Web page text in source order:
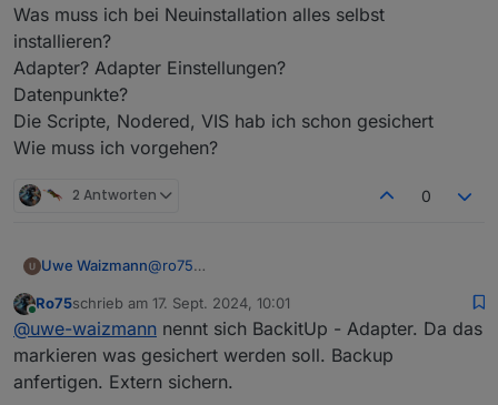
Was muss ich bei Neuinstallation alles selbst
installieren?
Adapter? Adapter Einstellungen?
Datenpunkte?
Die Scripte, Nodered, VIS hab ich schon gesichert
Wie muss ich vorgehen?
2 Antworten 0
Uwe Waizmann@ro75
Hab grad mal nach einer Anleitung Backup und
Restore gesucht, finde aber nichts hier im
Forum.
Gibt es so etwas?
Was genau wird bei einem Backup gesichert?
Was muss ich bei Neuinstallation alles selbst
installieren?
Adapter? Adapter Einstellungen?
Datenpunkte?
Ro75schrieb am 17. Sept. 2024, 10:01
zuletzt editiert von
@uwe-waizmann nennt sich BackitUp - Adapter. Da das
markieren was gesichert werden soll. Backup
anfertigen. Extern sichern.